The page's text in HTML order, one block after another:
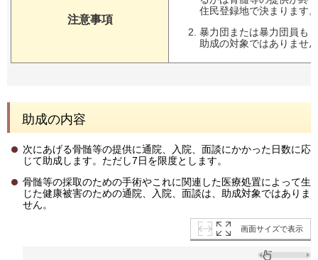
注意事項
住民登録地で決まります。
暴力団または暴力団員も
助成の対象ではありませ
助成の内容
次にあげる骨髄等の提供に通院、入院、面談にかかった日数に応
じて助成します。ただし7日を限度とします。
骨髄等の採取のための手術やこれに関連した医療処置によって生
じた健康被害のための通院、入院、面談は、助成対象ではありま
せん。
画面サイズで表示